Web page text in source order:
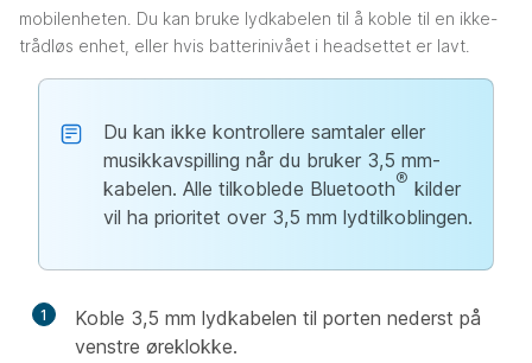
mobilenheten. Du kan bruke lydkabelen til å koble til en ikke-
trådløs enhet, eller hvis batterinivået i headsettet er lavt.
Du kan ikke kontrollere samtaler eller
musikkavspilling når du bruker 3,5 mm-
kabelen. Alle tilkoblede Bluetooth® kilder
vil ha prioritet over 3,5 mm lydtilkoblingen.
1
Koble 3,5 mm lydkabelen til porten nederst på
venstre øreklokke.